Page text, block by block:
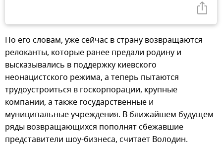
По его словам, уже сейчас в страну возвращаются
релоканты, которые ранее предали родину и
высказывались в поддержку киевского
неонацистского режима, а теперь пытаются
трудоустроиться в госкорпорации, крупные
компании, а также государственные и
муниципальные учреждения. В ближайшем будущем
ряды возвращающихся пополнят сбежавшие
представители шоу-бизнеса, считает Володин.